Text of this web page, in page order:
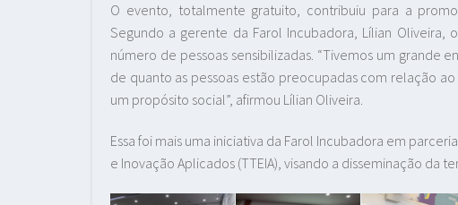
O evento, totalmente gratuito, contribuiu para a
Segundo a gerente da Farol Incubadora, Lílian Oliveira,
número de pessoas sensibilizadas. “Tivemos um grande
de quanto as pessoas estão preocupadas com relação
um propósito social”, afirmou Lílian Oliveira.
Essa foi mais uma iniciativa da Farol Incubadora em
e Inovação Aplicados (TTEIA), visando a disseminação da